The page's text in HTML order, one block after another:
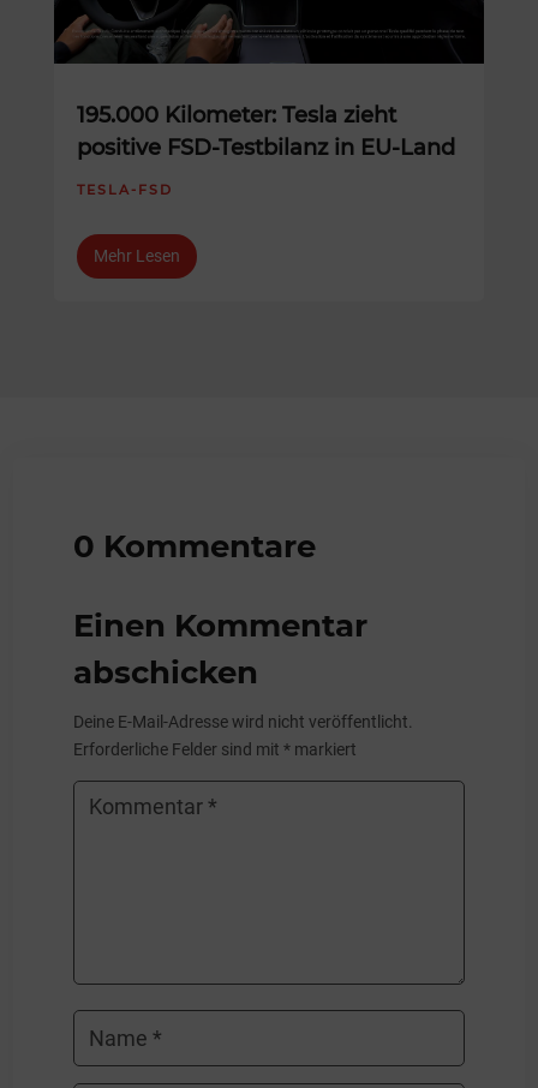
195.000 Kilometer: Tesla zieht
positive FSD-Testbilanz in EU-Land
TESLA-FSD
Mehr Lesen
0 Kommentare
Einen Kommentar
abschicken
Deine E-Mail-Adresse wird nicht veröffentlicht.
Erforderliche Felder sind mit* markiert